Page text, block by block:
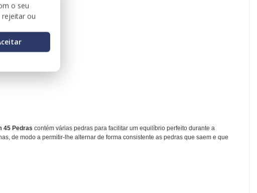
45 Pedras contém várias pedras para facilitar um equilíbrio perfeito durante a
de modo a permitir-lhe alternar de forma consistente as pedras que saem e que
o seu
rejeitar ou